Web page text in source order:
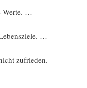
Werte. …
…
zufrieden.